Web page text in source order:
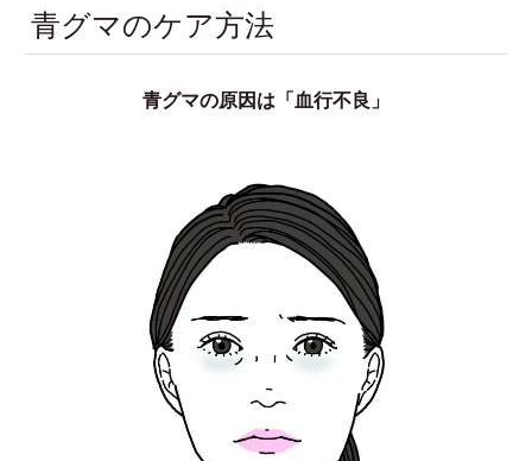
青グマのケア方法
青グマの原因は「血行不良」